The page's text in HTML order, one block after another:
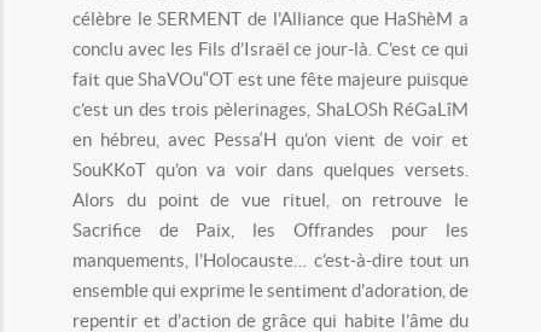
célèbre le SERMENT de l’Alliance que HaShèM a
conclu avec les Fils d’Israël ce jour-là. C’est ce qui
fait que ShaVOu“OT est une fête majeure puisque
c’est un des trois pèlerinages, ShaLOSh RéGaLîM
en hébreu, avec Pessa‘H qu’on vient de voir et
SouKKoT qu’on va voir dans quelques versets.
Alors du point de vue rituel, on retrouve le
Sacrifice de Paix, les Offrandes pour les
manquements, l’Holocauste… c’est-à-dire tout un
ensemble qui exprime le sentiment d’adoration, de
repentir et d’action de grâce qui habite l’âme du